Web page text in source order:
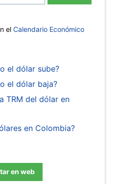
el Calendario Económico
el dólar sube?
el dólar baja?
TRM del dólar en
en Colombia?
en web